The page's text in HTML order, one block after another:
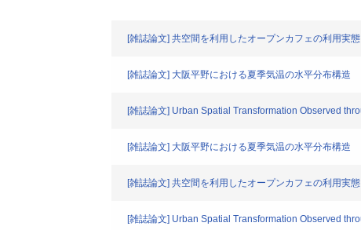
[雑誌論文] 共空間を利用したオープンカフェの利用実
[雑誌論文] 大阪平野における夏季気温の水平分布構造
[雑誌論文] Urban Spatial Transformation Observed
[雑誌論文] 大阪平野における夏季気温の水平分布構造
[雑誌論文] 共空間を利用したオープンカフェの利用実
[雑誌論文] Urban Spatial Transformation Observed